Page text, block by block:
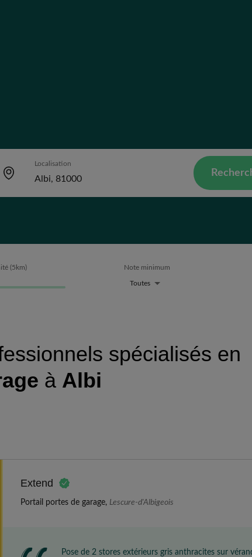
Localisation
(5 km) Note minimum
Toutes
spécialisés en
à Albi
Extend
Portail portes de garage, Lescure-d'Albigeois
Pose de 2 stores extérieurs gris anthracites sur